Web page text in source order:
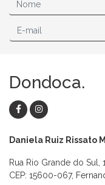
Dondoca.
Daniela Ruiz Rissato
Rua Rio Grande do
CEP: 15600-067,